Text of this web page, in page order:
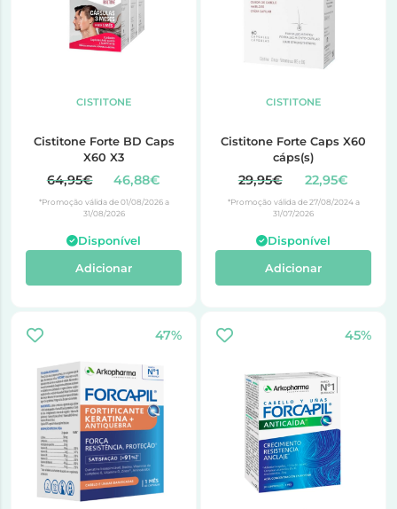
CISTITONE
Cistitone Forte BD Caps
X60 X3
64,95€ 46,88€
*Promoção válida de 01/08/2026 a
31/08/2026
Disponível
Adicionar
CISTITONE
Cistitone Forte Caps X60
cáps(s)
29,95€ 22,95€
*Promoção válida de 27/08/2024 a
31/07/2026
Disponível
Adicionar
47% 45%